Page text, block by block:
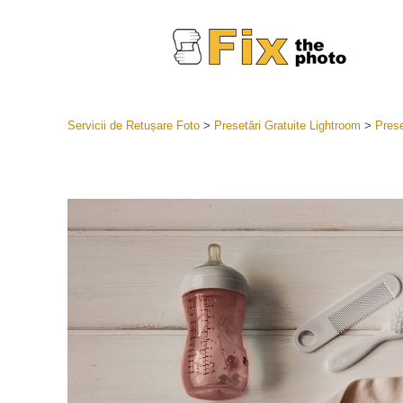
Servicii de
Cea mai
Colecția
Servicii de Retușare Foto> Presetări Gratuite Lightroom >